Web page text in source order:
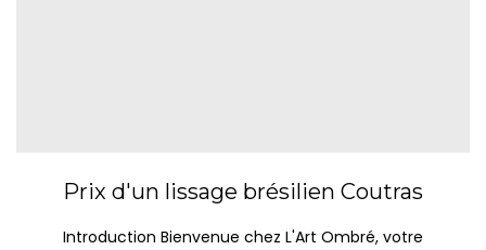
Prix d'un lissage brésilien Coutras
Introduction Bienvenue chez L'Art Ombré, votre